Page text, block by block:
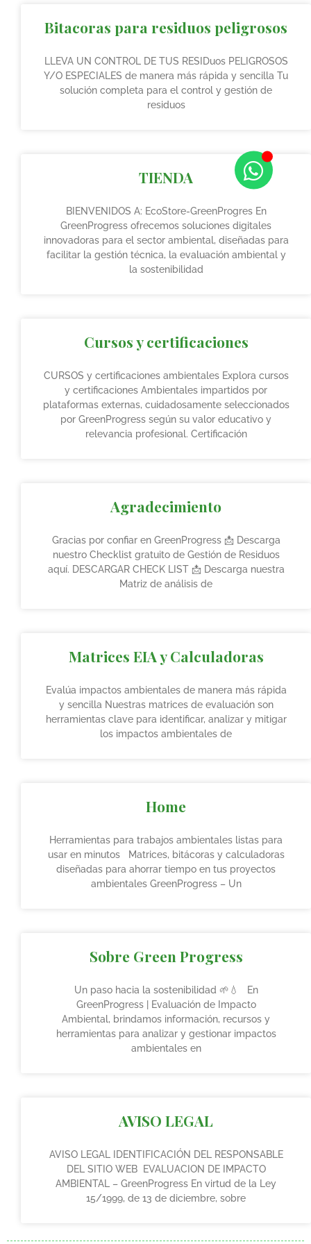
Bitacoras para residuos peligrosos
LLEVA UN CONTROL DE TUS RESIDuos PELIGROSOS
Y/O ESPECIALES de manera más rápida y sencilla Tu
solución completa para el control y gestión de
residuos
TIENDA
BIENVENIDOS A: EcoStore-GreenProgres En
GreenProgress ofrecemos soluciones digitales
innovadoras para el sector ambiental, diseñadas para
facilitar la gestión técnica, la evaluación ambiental y
la sostenibilidad
Cursos y certificaciones
CURSOS y certificaciones ambientales Explora cursos
y certificaciones Ambientales impartidos por
plataformas externas, cuidadosamente seleccionados
por GreenProgress según su valor educativo y
relevancia profesional. Certificación
Agradecimiento
Gracias por confiar en GreenProgress 📩 Descarga
nuestro Checklist gratuito de Gestión de Residuos
aquí. DESCARGAR CHECK LIST 📩 Descarga nuestra
Matriz de análisis de
Matrices EIA y Calculadoras
Evalúa impactos ambientales de manera más rápida
y sencilla Nuestras matrices de evaluación son
herramientas clave para identificar, analizar y mitigar
los impactos ambientales de
Home
Herramientas para trabajos ambientales listas para
usar en minutos Matrices, bitácoras y calculadoras
diseñadas para ahorrar tiempo en tus proyectos
ambientales GreenProgress – Un
Sobre Green Progress
Un paso hacia la sostenibilidad 🌱💧 En
GreenProgress | Evaluación de Impacto
Ambiental, brindamos información, recursos y
herramientas para analizar y gestionar impactos
ambientales en
AVISO LEGAL
AVISO LEGAL IDENTIFICACIÓN DEL RESPONSABLE
DEL SITIO WEB EVALUACION DE IMPACTO
AMBIENTAL – GreenProgress En virtud de la Ley
15/1999, de 13 de diciembre, sobre